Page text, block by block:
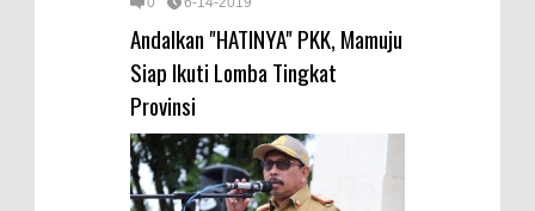
Andalkan "HATINYA" PKK, Mamuju
Siap Ikuti Lomba Tingkat
Provinsi